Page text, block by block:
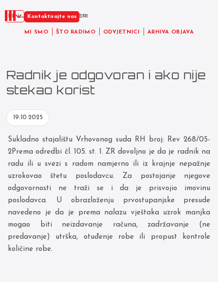
MI SMO ŠTO RADIMO ODVJETNICI ARHIVA OBJAVA
Kontaktirajte nas
Radnik je odgovoran i ako nije
stekao korist
19.10.2025
Sukladno stajalištu Vrhovonog suda RH broj: Rev 268/05-
2Prema odredbi čl. 105. st. 1. ZR dovoljno je da je radnik na
radu ili u svezi s radom namjerno ili iz krajnje nepažnje
uzrokovao štetu poslodavcu. Za postojanje njegove
odgovornosti ne traži se i da je prisvojio imovinu
poslodavca. U obrazloženju prvostupanjske presude
navedeno je da je prema nalazu vještaka uzrok manjka
mogao biti neizdavanje računa, zadržavanje (ne
predavanje) utrška, otuđenje robe ili propust kontrole
količine robe.